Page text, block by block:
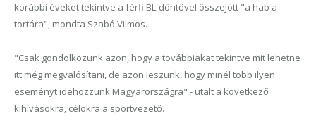
korábbi éveket tekintve a férfi BL-döntővel összejött "a hab a
tortára", mondta Szabó Vilmos.
"Csak gondolkozunk azon, hogy a továbbiakat tekintve mit lehetne
itt még megvalósítani, de azon leszünk, hogy minél több ilyen
eseményt idehozzunk Magyarországra" - utalt a következő
kihívásokra, célokra a sportvezető.